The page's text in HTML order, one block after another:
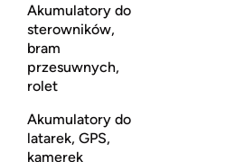
Akumulatory do
sterowników,
bram
przesuwnych,
rolet
Akumulatory do
latarek, GPS,
kamerek